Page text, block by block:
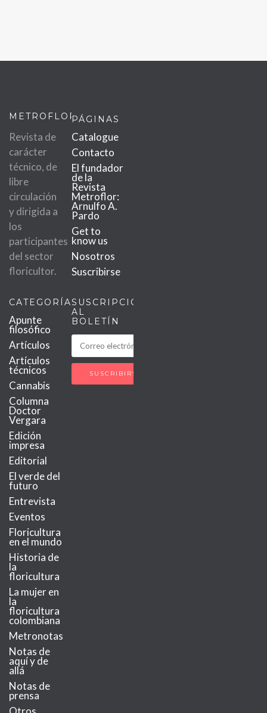
METROFLOR
Revista de
carácter
técnico, de
libre
circulación
y dirigida a
los
participantes
del sector
floricultor.
PÁGINAS
Catalogue
Contacto
El fundador
de la
Revista
Metroflor:
Arnulfo A.
Pardo
Get to
know us
Nosotros
Suscribirse
CATEGORÍAS
Apunte
filosófico
Artículos
Artículos
técnicos
Cannabis
Columna
Doctor
Vergara
Edición
impresa
Editorial
El verde del
futuro
Entrevista
Eventos
Floricultura
en el mundo
Historia de
la
floricultura
La mujer en
la
floricultura
colombiana
Metronotas
Notas de
aquí y de
allá
Notas de
prensa
SUSCRIPCIÓN
AL
BOLETÍN